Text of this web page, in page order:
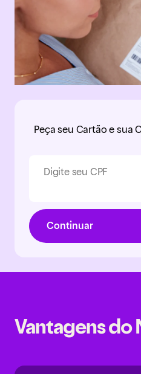
Peça seu Cartão e sua
Digite seu CPF
Continuar
Vantagens do